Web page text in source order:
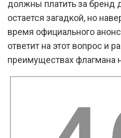
должны платить за бренд
остается загадкой, но
время официального
ответит на этот вопрос и
преимуществах флагмана